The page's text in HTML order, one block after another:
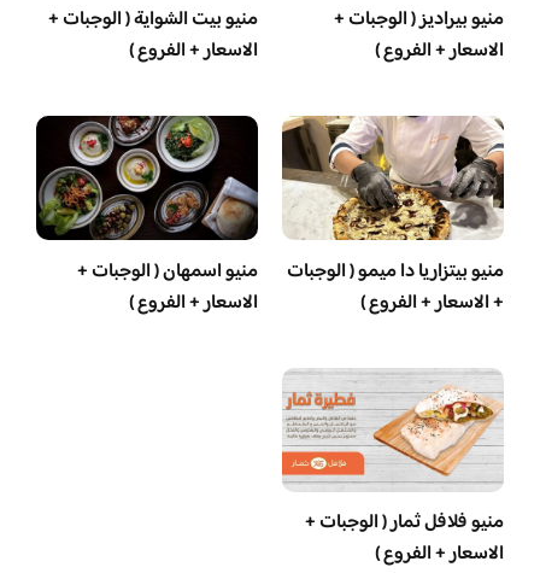
منيو بيراديز ( الوجبات +
الاسعار + الفروع )
منيو بيت الشواية ( الوجبات +
الاسعار + الفروع )
منيو بيتزاريا دا ميمو ( الوجبات
+ الاسعار + الفروع )
منيو اسمهان ( الوجبات +
الاسعار + الفروع )
منيو فلافل ثمار ( الوجبات +
الاسعار + الفروع )